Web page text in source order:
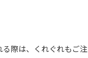
際は、くれぐれもご注